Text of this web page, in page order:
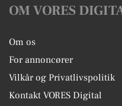
OM VORES
Om os
For annoncører
Vilkår og Privatlivspolitik
Kontakt VORES Digital